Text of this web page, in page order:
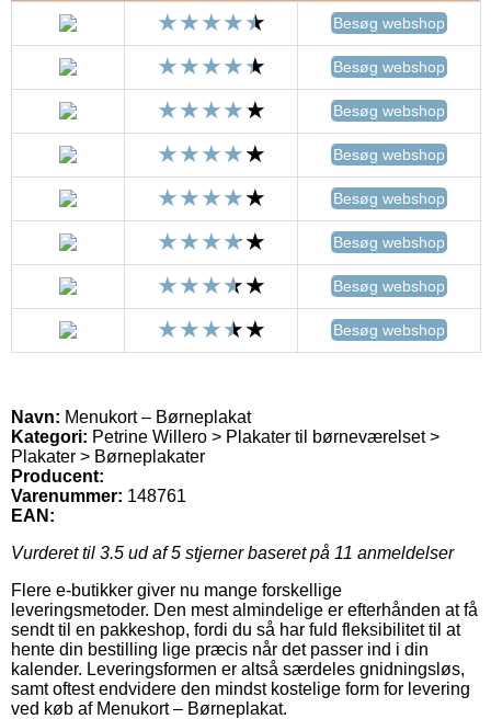
Besøg webshop
Besøg webshop
Besøg webshop
Besøg webshop
Besøg webshop
Besøg webshop
Besøg webshop
Besøg webshop
Navn: Menukort – Børneplakat
Kategori: Petrine Willero > Plakater til børneværelset >
Plakater > Børneplakater
Producent:
Varenummer: 148761
EAN:
Vurderet til 3.5 ud af 5 stjerner baseret på 11 anmeldelser
Flere e-butikker giver nu mange forskellige
leveringsmetoder. Den mest almindelige er efterhånden at få
sendt til en pakkeshop, fordi du så har fuld fleksibilitet til at
hente din bestilling lige præcis når det passer ind i din
kalender. Leveringsformen er altså særdeles gnidningsløs,
samt oftest endvidere den mindst kostelige form for levering
ved køb af Menukort – Børneplakat.